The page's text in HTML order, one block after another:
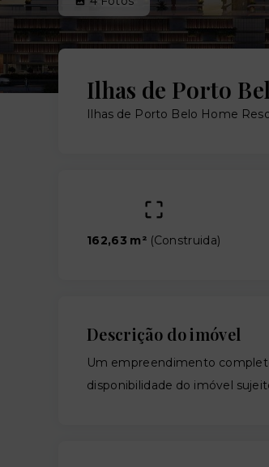
Ilhas de Porto
Ilhas de Porto Belo Home
162,63 m² (Construida)
Descrição do imóvel
Um empreendimento
disponibilidade do imóvel